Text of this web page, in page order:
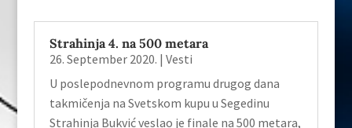
Strahinјa 4. na 500 metara
26. September 2020. | Vesti
U poslepodnevnom programu drugog dana
takmičenja na Svetskom kupu u Segedinu
Strahinja Bukvić veslao je finale na 500 metara,